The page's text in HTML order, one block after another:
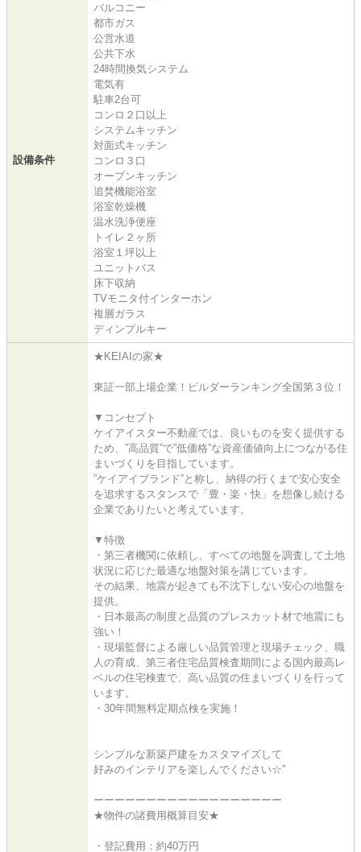
設備条件
バルコニー
都市ガス
公営水道
公共下水
24時間換気システム
電気有
駐車2台可
コンロ２口以上
システムキッチン
対面式キッチン
コンロ３口
オープンキッチン
追焚機能浴室
浴室乾燥機
温水洗浄便座
トイレ２ヶ所
浴室１坪以上
ユニットバス
床下収納
TVモニタ付インターホン
複層ガラス
ディンプルキー
★KEIAIの家★
東証一部上場企業！ビルダーランキング全国第３位！
▼コンセプト
ケイアイスター不動産では、良いものを安く提供する
ため、”高品質”で”低価格”な資産価値向上につながる住
まいづくりを目指しています。
”ケイアイブランド”と称し、納得の行くまで安心安全
を追求するスタンスで「豊・楽・快」を想像し続ける
企業でありたいと考えています。
▼特徴
・第三者機関に依頼し、すべての地盤を調査して土地
状況に応じた最適な地盤対策を講じています。
その結果、地震が起きても不沈下しない安心の地盤を
提供。
・日本最高の制度と品質のプレスカット材で地震にも
強い！
・現場監督による厳しい品質管理と現場チェック、職
人の育成、第三者住宅品質検査期間による国内最高レ
ベルの住宅検査で、高い品質の住まいづくりを行って
います。
・30年間無料定期点検を実施！
シンプルな新築戸建をカスタマイズして
好みのインテリアを楽しんでください☆”
ーーーーーーーーーーーーーーーーーー
★物件の諸費用概算目安★
・登記費用：約40万円